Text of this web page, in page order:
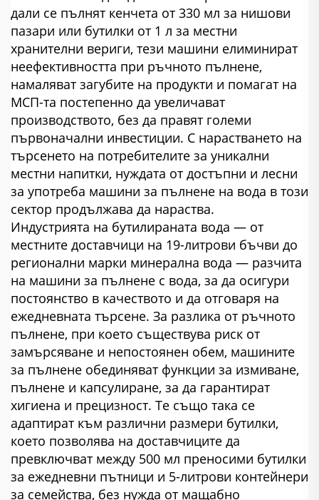
дали се пълнят кенчета от 330 мл за нишови
пазари или бутилки от 1 л за местни
хранителни вериги, тези машини елиминират
неефективността при ръчното пълнене,
намаляват загубите на продукти и помагат на
МСП-та постепенно да увеличават
производството, без да правят големи
първоначални инвестиции. С нарастването на
търсенето на потребителите за уникални
местни напитки, нуждата от достъпни и лесни
за употреба машини за пълнене на вода в този
сектор продължава да нараства.
Индустрията на бутилираната вода — от
местните доставчици на 19-литрови бъчви до
регионални марки минерална вода — разчита
на машини за пълнене с вода, за да осигури
постоянство в качеството и да отговаря на
ежедневната търсене. За разлика от ръчното
пълнене, при което съществува риск от
замърсяване и непостоянен обем, машините
за пълнене обединяват функции за измиване,
пълнене и капсулиране, за да гарантират
хигиена и прецизност. Те също така се
адаптират към различни размери бутилки,
което позволява на доставчиците да
превключват между 500 мл преносими бутилки
за ежедневни пътници и 5-литрови контейнери
за семейства, без нужда от мащабно